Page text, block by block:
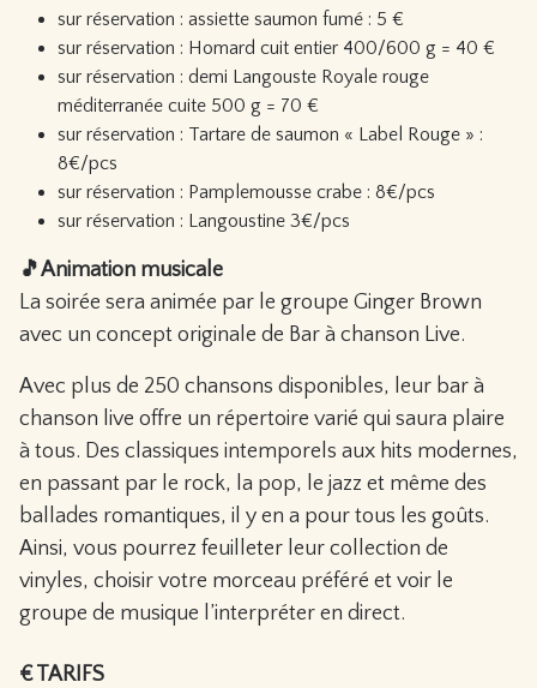
sur réservation : assiette saumon fumé : 5 €
sur réservation : Homard cuit entier 400/600 g = 40 €
sur réservation : demi Langouste Royale rouge
méditerranée cuite 500 g = 70 €
sur réservation : Tartare de saumon « Label Rouge » :
8€/pcs
sur réservation : Pamplemousse crabe : 8€/pcs
sur réservation : Langoustine 3€/pcs
🎵Animation musicale
La soirée sera animée par le groupe Ginger Brown
avec un concept originale de Bar à chanson Live.
Avec plus de 250 chansons disponibles, leur bar à
chanson live offre un répertoire varié qui saura plaire
à tous. Des classiques intemporels aux hits modernes,
en passant par le rock, la pop, le jazz et même des
ballades romantiques, il y en a pour tous les goûts.
Ainsi, vous pourrez feuilleter leur collection de
vinyles, choisir votre morceau préféré et voir le
groupe de musique l’interpréter en direct.
€ TARIFS